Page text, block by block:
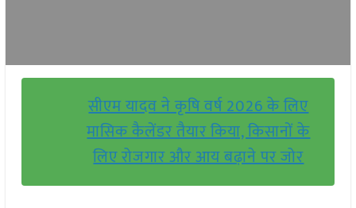
सीएम यादव ने कृषि वर्ष 2026 के लिए
मासिक कैलेंडर तैयार किया, किसानों के
लिए रोजगार और आय बढ़ाने पर जोर